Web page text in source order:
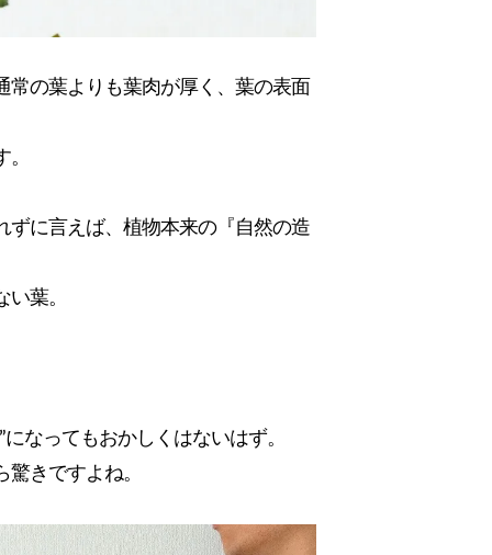
の葉よりも葉肉が厚く、葉の表面
ずに言えば、植物本来の『自然の造
葉。
なってもおかしくはないはず。
きですよね。